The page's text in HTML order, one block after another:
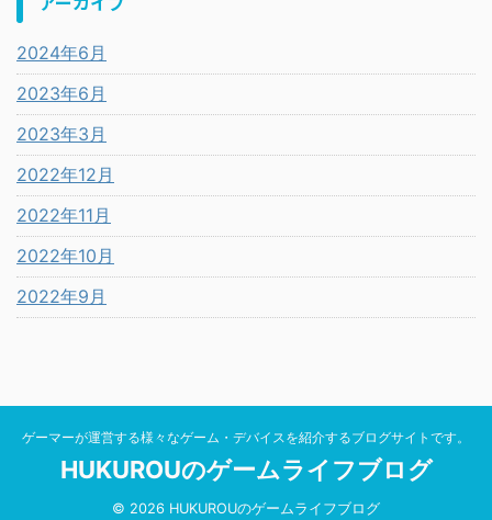
2024年6月
2023年6月
2023年3月
2022年12月
2022年11月
2022年10月
2022年9月
ゲーマーが運営する様々なゲーム・デバイスを紹介するブログサイトです。
HUKUROUのゲームライフブログ
© 2026 HUKUROUのゲームライフブログ